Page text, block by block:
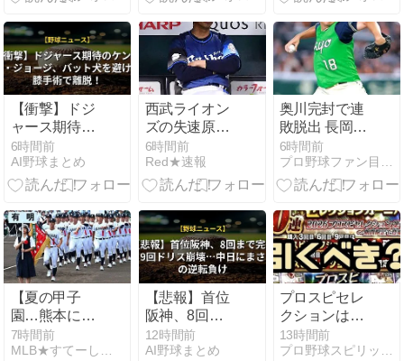
理由を巡り賛
否【海外の反
応】
【衝撃】ドジ
ャース期待の
ケンダル・ジ
ョージ、バッ
ト犬を避け左
脱！
6時間前
AI野球まとめ
西武ライオン
ズの失速原因
がガチで分か
らない件につ
いて！夏場に
泥沼化してし
まうプロ野球
の怖さとファ
ンたちの苦悩
6時間前
Red★速報
奥川完封で連
敗脱出 長岡の
4号で得た虎
の子の1点を
最後まで守り
6時間前
【夏の甲子
園…熊本に届
けたミラクル
大逆転！】9
7時間前
【悲報】首位
阪神、8回ま
で完璧も9回
ドリス崩壊…
12時間前
AI野球まとめ
プロスピセレ
クションは引
くべき？無課
金はどうす
13時間前